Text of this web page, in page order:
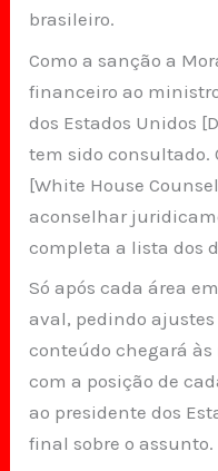
brasileiro.
Como a sanção a
financeiro ao
dos Estados Unidos
tem sido consultado.
[White House
aconselhar
completa a lista dos
Só após cada área
aval, pedindo
conteúdo chegará às
com a posição de
ao presidente dos
final sobre o assunto.